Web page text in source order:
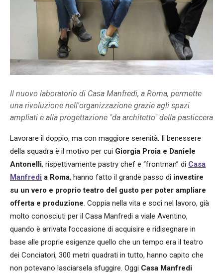
Il nuovo laboratorio di Casa Manfredi, a Roma, permette
una rivoluzione nell'organizzazione grazie agli spazi
ampliati e alla progettazione "da architetto" della pasticcera
Lavorare il doppio, ma con maggiore serenità. Il benessere
della squadra è il motivo per cui Giorgia Proia e Daniele
Antonelli, rispettivamente pastry chef e “frontman” di Casa
Manfredi a Roma, hanno fatto il grande passo di investire
su un vero e proprio teatro del gusto per poter ampliare
offerta e produzione. Coppia nella vita e soci nel lavoro, già
molto conosciuti per il Casa Manfredi a viale Aventino,
quando è arrivata l’occasione di acquisire e ridisegnare in
base alle proprie esigenze quello che un tempo era il teatro
dei Conciatori, 300 metri quadrati in tutto, hanno capito che
non potevano lasciarsela sfuggire. Oggi Casa Manfredi